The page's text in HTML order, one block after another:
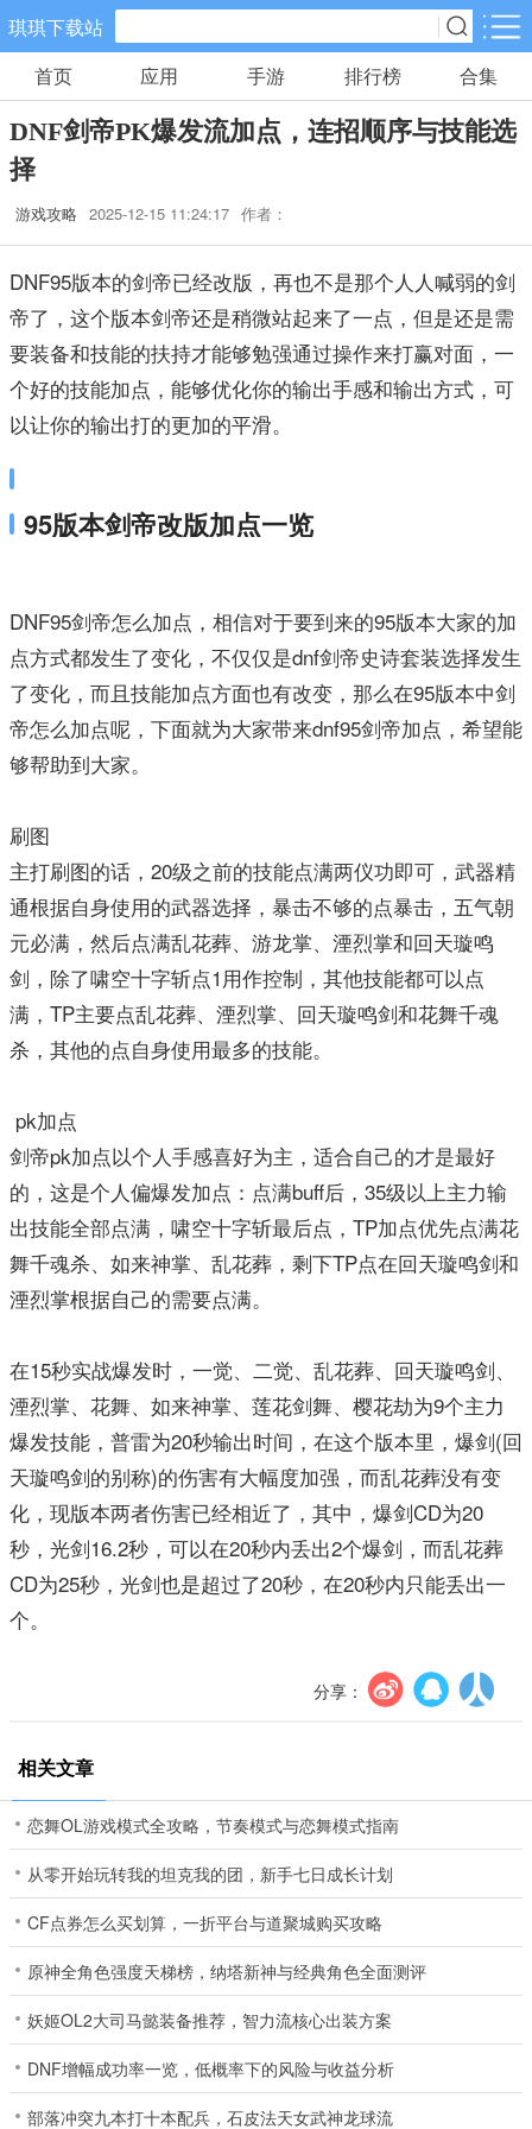
琪琪下载站
手游分类 应用分类
卡牌回合
休闲益智
角色扮演
棋牌游戏
0款手游
飞行射击
27款手游
动作格斗
25款手游
策略塔防
体育竞速
冒险解谜
23款手游
模拟经营
音乐舞蹈
首页 应用 手游 排行榜 合集
DNF剑帝PK爆发流加点，连招顺序与技能选
择
游戏攻略 2025-12-15 11:24:17 作者：
DNF95版本的剑帝已经改版，再也不是那个人人喊弱的剑
帝了，这个版本剑帝还是稍微站起来了一点，但是还是需
要装备和技能的扶持才能够勉强通过操作来打赢对面，一
个好的技能加点，能够优化你的输出手感和输出方式，可
以让你的输出打的更加的平滑。
95版本剑帝改版加点一览
DNF95剑帝怎么加点，相信对于要到来的95版本大家的加
点方式都发生了变化，不仅仅是dnf剑帝史诗套装选择发生
了变化，而且技能加点方面也有改变，那么在95版本中剑
帝怎么加点呢，下面就为大家带来dnf95剑帝加点，希望能
够帮助到大家。
刷图
主打刷图的话，20级之前的技能点满两仪功即可，武器精
通根据自身使用的武器选择，暴击不够的点暴击，五气朝
元必满，然后点满乱花葬、游龙掌、湮烈掌和回天璇鸣
剑，除了啸空十字斩点1用作控制，其他技能都可以点
满，TP主要点乱花葬、湮烈掌、回天璇鸣剑和花舞千魂
杀，其他的点自身使用最多的技能。
pk加点
剑帝pk加点以个人手感喜好为主，适合自己的才是最好
的，这是个人偏爆发加点：点满buff后，35级以上主力输
出技能全部点满，啸空十字斩最后点，TP加点优先点满花
舞千魂杀、如来神掌、乱花葬，剩下TP点在回天璇鸣剑和
湮烈掌根据自己的需要点满。
在15秒实战爆发时，一觉、二觉、乱花葬、回天璇鸣剑、
湮烈掌、花舞、如来神掌、莲花剑舞、樱花劫为9个主力
爆发技能，普雷为20秒输出时间，在这个版本里，爆剑(回
天璇鸣剑的别称)的伤害有大幅度加强，而乱花葬没有变
化，现版本两者伤害已经相近了，其中，爆剑CD为20
秒，光剑16.2秒，可以在20秒内丢出2个爆剑，而乱花葬
CD为25秒，光剑也是超过了20秒，在20秒内只能丢出一
个。
分享：
相关文章
恋舞OL游戏模式全攻略，节奏模式与恋舞模式指南
从零开始玩转我的坦克我的团，新手七日成长计划
CF点券怎么买划算，一折平台与道聚城购买攻略
原神全角色强度天梯榜，纳塔新神与经典角色全面测评
妖姬OL2大司马懿装备推荐，智力流核心出装方案
DNF增幅成功率一览，低概率下的风险与收益分析
部落冲突九本打十本配兵，石皮法天女武神龙球流